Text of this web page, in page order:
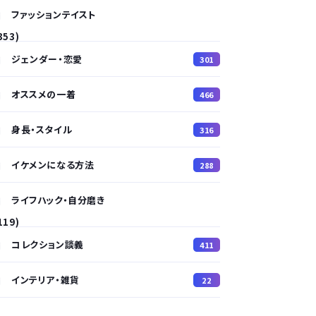
ファッションテイスト
ジェンダー・恋愛
301
オススメの一着 466
身長・スタイル 316
イケメンになる方法 288
ライフハック・自分磨き
コレクション談義
411
インテリア・雑貨 22